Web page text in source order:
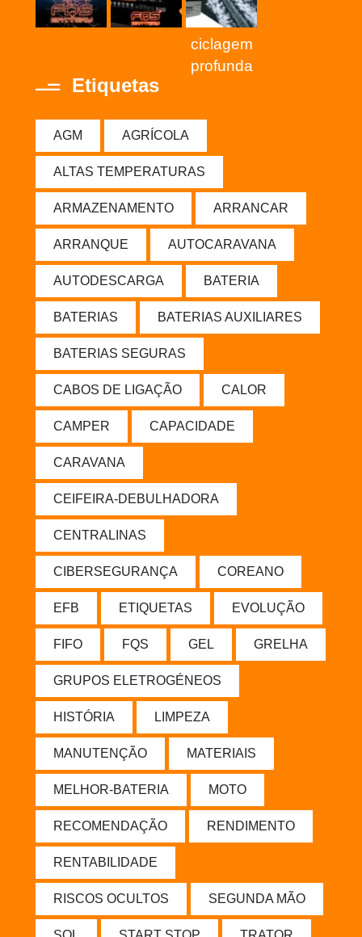
ciclagem
profunda
Etiquetas
AGM AGRÍCOLA
ALTAS TEMPERATURAS
ARMAZENAMENTO ARRANCAR
ARRANQUE AUTOCARAVANA
AUTODESCARGA BATERIA
BATERIAS BATERIAS AUXILIARES
BATERIAS SEGURAS
CABOS DE LIGAÇÃO CALOR
CAMPER CAPACIDADE
CARAVANA
CEIFEIRA-DEBULHADORA
CENTRALINAS
CIBERSEGURANÇA COREANO
EFB ETIQUETAS EVOLUÇÃO
FIFO FQS GEL GRELHA
GRUPOS ELETROGÉNEOS
HISTÓRIA LIMPEZA
MANUTENÇÃO MATERIAIS
MELHOR-BATERIA MOTO
RECOMENDAÇÃO RENDIMENTO
RENTABILIDADE
RISCOS OCULTOS SEGUNDA MÃO